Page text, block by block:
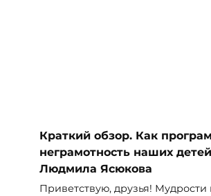
Краткий обзор. Как
неграмотность наших
Людмила Ясюкова
Приветствую, друзья! Мудрости